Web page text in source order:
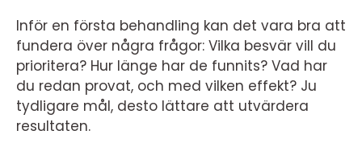
Inför en första behandling kan det vara bra att
fundera över några frågor: Vilka besvär vill du
prioritera? Hur länge har de funnits? Vad har
du redan provat, och med vilken effekt? Ju
tydligare mål, desto lättare att utvärdera
resultaten.